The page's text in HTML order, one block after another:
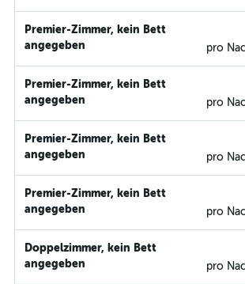
Premier-Zimmer, kein Bett
angegeben
pro
Premier-Zimmer, kein Bett
angegeben
pro
Premier-Zimmer, kein Bett
angegeben
pro
Premier-Zimmer, kein Bett
angegeben
pro
Doppelzimmer, kein Bett
angegeben
pro